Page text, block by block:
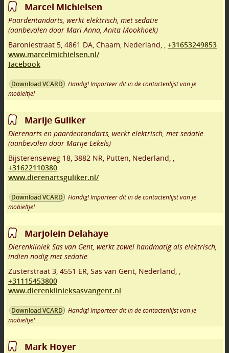
Marcel Michielsen
Paardentandarts, werkt elektrisch, met sedatie
(aanbevolen door Mari Anna, Anita Mookhoek)
Baroniestraat 5 4861 DA Chaam Nederland,
+31653249853
www.marcelmichielsen.nl/
facebook
Download VCARD
Handig! Importeer dit in de contactenlijst van je
mobieltje!
Marije Guliker
Dierenarts en paardentandarts, werkt elektrisch, met sedatie.
(aanbevolen door Marije Eekels)
Bijsterenseweg 18 3882 NR Putten Nederland,
+31622110380
www.dierenartsguliker.nl/
Download VCARD
Handig! Importeer dit in de contactenlijst van je
mobieltje!
Marjolein Delahaye
Dierenkliniek Sas van Gent, werkt zowel handmatig als elektrisch,
indien nodig met sedatie.
Zusterstraat 3 4551 ER Sas van Gent Nederland,
+31115453800
www.dierenklinieksasvangent.nl
Download VCARD
Handig! Importeer dit in de contactenlijst van je
mobieltje!
Mark Hoyer